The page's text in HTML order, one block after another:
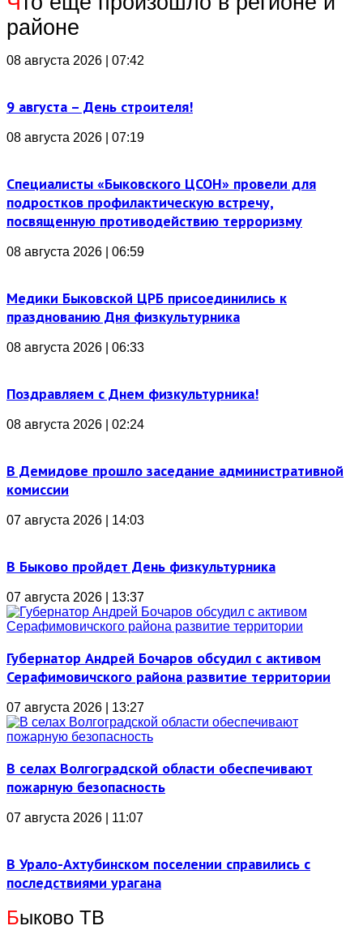
районе
08 августа 2026 | 07:42
9 августа – День строителя!
08 августа 2026 | 07:19
Специалисты «Быковского ЦСОН» провели для
подростков профилактическую встречу,
посвященную противодействию терроризму
08 августа 2026 | 06:59
Медики Быковской ЦРБ присоединились к
празднованию Дня физкультурника
08 августа 2026 | 06:33
Поздравляем с Днем физкультурника!
08 августа 2026 | 02:24
В Демидове прошло заседание административной
комиссии
07 августа 2026 | 14:03
В Быково пройдет День физкультурника
07 августа 2026 | 13:37
Губернатор Андрей Бочаров обсудил с активом
Серафимовичского района развитие территории
07 августа 2026 | 13:27
В селах Волгоградской области обеспечивают
пожарную безопасность
07 августа 2026 | 11:07
В Урало-Ахтубинском поселении справились с
последствиями урагана
Быково ТВ